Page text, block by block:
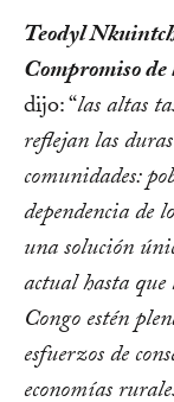
Teodyl
Compromiso
dijo: “las altas
reflejan las
comunidades:
dependencia de
una solución
actual hasta que
Congo estén
esfuerzos de
economías